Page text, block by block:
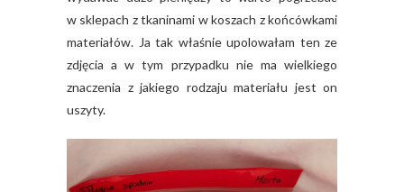
w sklepach z tkaninami w koszach z końcówkami
materiałów. Ja tak właśnie upolowałam ten ze
zdjęcia a w tym przypadku nie ma wielkiego
znaczenia z jakiego rodzaju materiału jest on
uszyty.